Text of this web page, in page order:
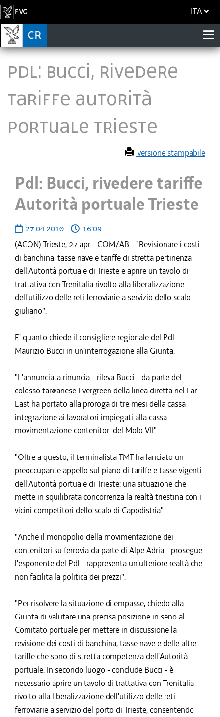
ITA
Pdl: Bucci, rivedere
tariffe Autorità
portuale Trieste
versione stampabile
Pdl: Bucci, rivedere tariffe
Autorità portuale Trieste
27.04.2010
16:09
(ACON) Trieste, 27 apr - COM/AB - "Revisionare i costi
di banchina, tasse nave e tariffe di stretta pertinenza
dell'Autorità portuale di Trieste e aprire un tavolo di
trattativa con Trenitalia rivolto alla liberalizzazione
dell'utilizzo delle reti ferroviarie a servizio dello scalo
giuliano".
E' quanto chiede il consigliere regionale del Pdl
Maurizio Bucci in un'interrogazione alla Giunta.
"L'annunciata rinuncia - rileva Bucci - da parte del
colosso taiwanese Evergreen della linea diretta nel Far
East ha portato alla proroga di tre mesi della cassa
integrazione ai lavoratori impiegati alla cassa
movimentazione contenitori del Molo VII".
"Oltre a questo, il terminalista TMT ha lanciato un
preoccupante appello sul piano di tariffe e tasse vigenti
dell'Autorità portuale di Trieste: una situazione che
mette in squilibrata concorrenza la realtà triestina con i
vicini competitori dello scalo di Capodistria".
"Anche il monopolio della movimentazione dei
contenitori su ferrovia da parte di Alpe Adria - prosegue
l'esponente del Pdl - rappresenta un'ulteriore realtà che
non facilita la politica dei prezzi".
"Per risolvere la situazione di empasse, chiedo alla
Giunta di valutare una precisa posizione in seno al
Comitato portuale per mettere in discussione la
revisione dei costi di banchina, tasse nave e delle altre
tariffe che sono di stretta competenza dell'Autorità
portuale. In secondo luogo - conclude Bucci - è
necessario aprire un tavolo di trattativa con Trenitalia
rivolto alla liberalizzazione dell'utilizzo delle reti
ferroviarie a servizio del porto di Trieste, consentendo